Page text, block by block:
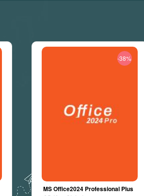
-38%
MS Office2024 Professional Plus